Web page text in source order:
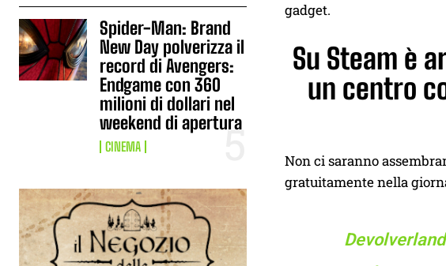
Spider-Man: Brand
New Day polverizza il
record di Avengers:
Endgame con 360
milioni di dollari nel
weekend di apertura
CINEMA
gadget.
Su Steam è
un centro
Non ci saranno
gratuitamente nella